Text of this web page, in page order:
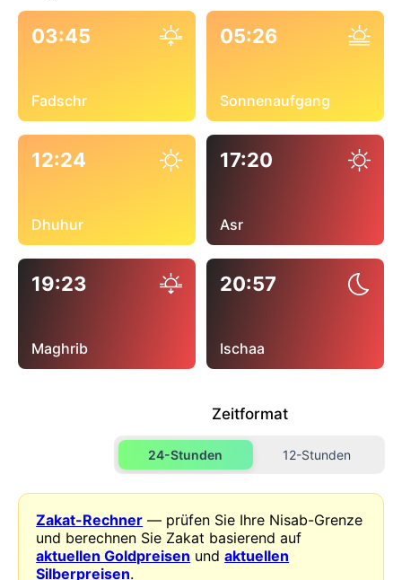
03:45
Fadschr
05:26
Sonnenaufgang
12:24
Dhuhur
17:20
Asr
19:23
Maghrib
20:57
Ischaa
Zeitformat
24-Stunden 12-Stunden
Zakat-Rechner — prüfen Sie Ihre Nisab-Grenze
und berechnen Sie Zakat basierend auf
aktuellen Goldpreisen undaktuellen
Silberpreisen.